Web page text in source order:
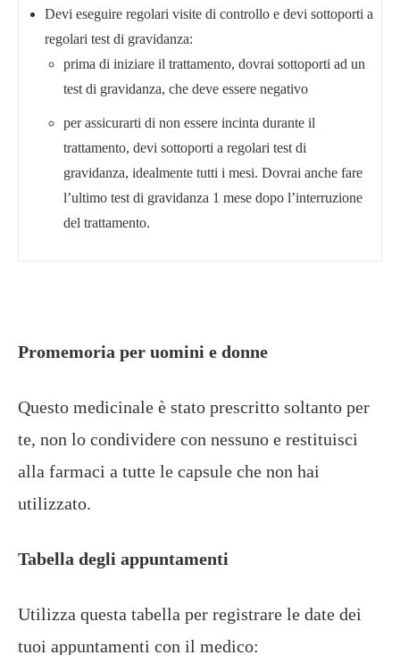
Devi eseguire regolari visite di controllo e devi sottoporti a
regolari test di gravidanza:
prima di iniziare il trattamento, dovrai sottoporti ad un
test di gravidanza, che deve essere negativo
per assicurarti di non essere incinta durante il
trattamento, devi sottoporti a regolari test di
gravidanza, idealmente tutti i mesi. Dovrai anche fare
l’ultimo test di gravidanza 1 mese dopo l’interruzione
del trattamento.
Promemoria per uomini e donne
Questo medicinale è stato prescritto soltanto per
te, non lo condividere con nessuno e restituisci
alla farmaci a tutte le capsule che non hai
utilizzato.
Tabella degli appuntamenti
Utilizza questa tabella per registrare le date dei
tuoi appuntamenti con il medico: